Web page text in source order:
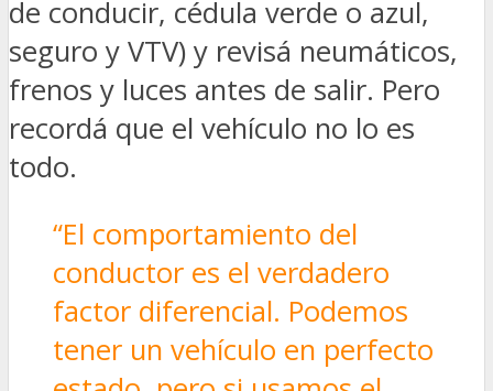
de conducir, cédula verde o azul,
seguro y VTV) y revisá neumáticos,
frenos y luces antes de salir. Pero
recordá que el vehículo no lo es
todo.
“El comportamiento del
conductor es el verdadero
factor diferencial. Podemos
tener un vehículo en perfecto